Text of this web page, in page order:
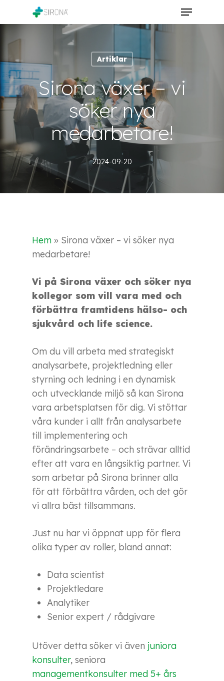
Menu
Artiklar
Sirona växer – vi
söker nya
medarbetare!
2024-09-20
Hem » Sirona växer – vi söker nya
medarbetare!
Vi på Sirona växer och söker nya
kollegor som vill vara med och
förbättra framtidens hälso- och
sjukvård och life science.
Om du vill arbeta med strategiskt
analysarbete, projektledning eller
styrning och ledning i en dynamisk
och utvecklande miljö så kan Sirona
vara arbetsplatsen för dig. Vi stöttar
våra kunder i allt från analysarbete
till implementering och
förändringsarbete – och strävar alltid
efter att vara en långsiktig partner. Vi
som arbetar på Sirona brinner alla
för att förbättra vården, och det gör
vi allra bäst tillsammans.
Just nu har vi öppnat upp för flera
olika typer av roller, bland annat:
Data scientist
Projektledare
Analytiker
Senior expert / rådgivare
Utöver detta söker vi även juniora
konsulter, seniora
managementkonsulter med 5+ års